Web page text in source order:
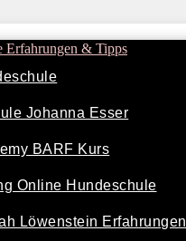
Erfahrungen & Tipps
Johanna Esser
BARF Kurs
Online Hundeschule
Löwenstein Erfahrungen